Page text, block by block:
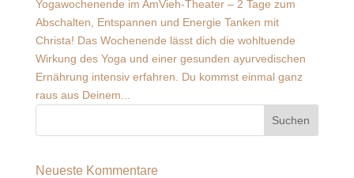
Yogawochenende im AmVieh-Theater – 2 Tage zum
Abschalten, Entspannen und Energie Tanken mit
Christa! Das Wochenende lässt dich die wohltuende
Wirkung des Yoga und einer gesunden ayurvedischen
Ernährung intensiv erfahren. Du kommst einmal ganz
raus aus Deinem...
Neueste Kommentare